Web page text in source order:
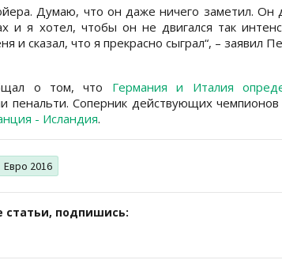
Думаю, что он даже ничего заметил. Он
и я хотел, чтобы он не двигался так
и сказал, что я прекрасно сыграл“, – заявил
о том, что Германия и Италия
пенальти. Соперник действующих
- Исландия.
Евро 2016
статьи, подпишись: